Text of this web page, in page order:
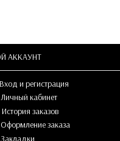
АККАУНТ
Вход и регистрация
Личный кабинет
История заказов
Оформление заказа
Закладки